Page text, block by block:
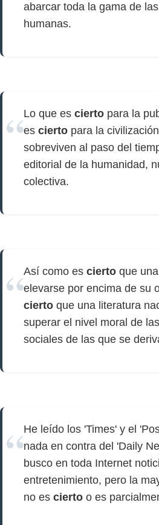
abarcar toda la gama de
humanas.
Lo que es cierto para la
es cierto para la
sobreviven al paso del
editorial de la humanidad,
colectiva.
Así como es cierto que
elevarse por encima de su
cierto que una literatura
superar el nivel moral de
sociales de las que se
He leído los 'Times' y el
nada en contra del 'Daily
busco en toda Internet
entretenimiento, pero la
no es cierto o es